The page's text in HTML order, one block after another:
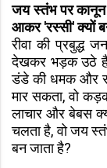
जय स्तंभ पर कानून
आकर 'रस्सी' क्यों
रीवा की प्रबुद्ध
देखकर भड़क उठे
डंडे की धमक और
मार सकता, वो
लाचार और बेबस
चलता है, वो जय
बन जाता है?